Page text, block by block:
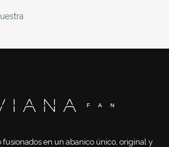
fusionados en un abanico único, original y